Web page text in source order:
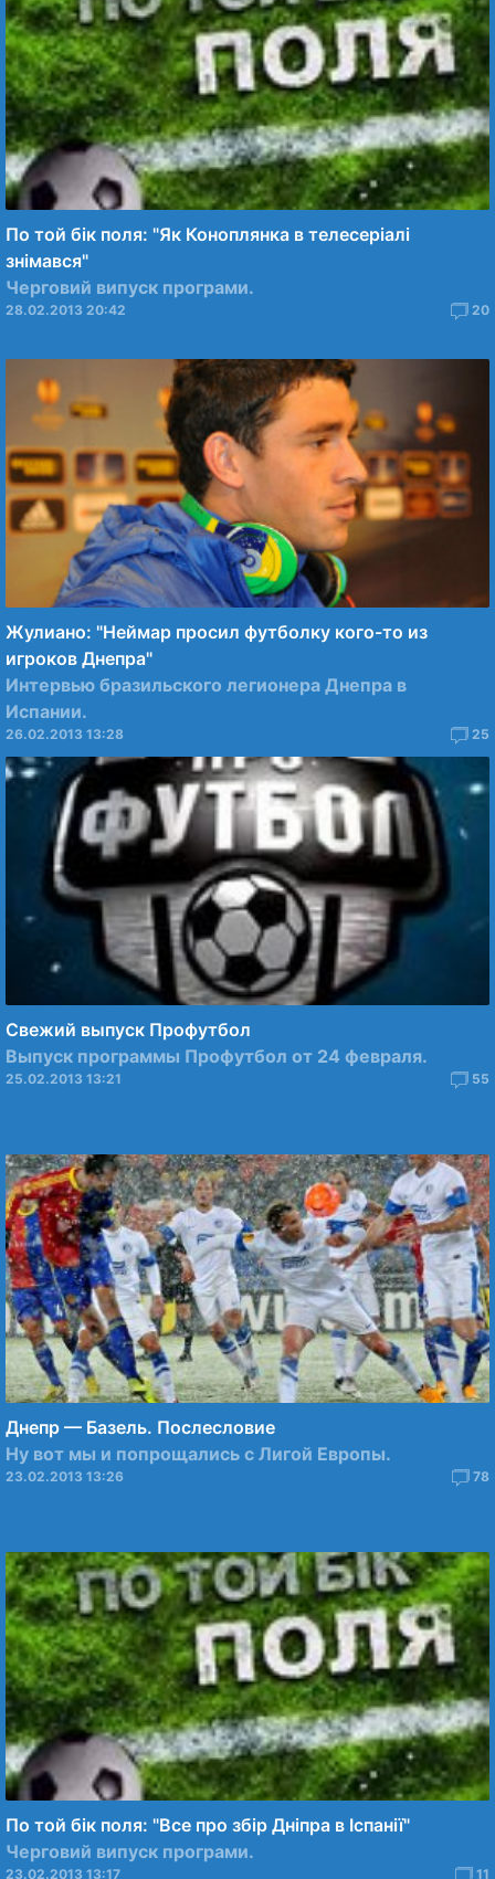
По той бiк поля: "Як Коноплянка в телесеріалі
знімався"
Черговий випуск програми.
28.02.2013 20:42 20
Жулиано: "Неймар просил футболку кого-то из
игроков Днепра"
Интервью бразильского легионера Днепра в
Испании.
26.02.2013 13:28 25
Свежий выпуск Профутбол
Выпуск программы Профутбол от 24 февраля.
25.02.2013 13:21 55
Днепр — Базель. Послесловие
Ну вот мы и попрощались с Лигой Европы.
23.02.2013 13:26 78
По той бiк поля: "Все про збір Дніпра в Іспанії"
Черговий випуск програми.
23.02.2013 13:17 11